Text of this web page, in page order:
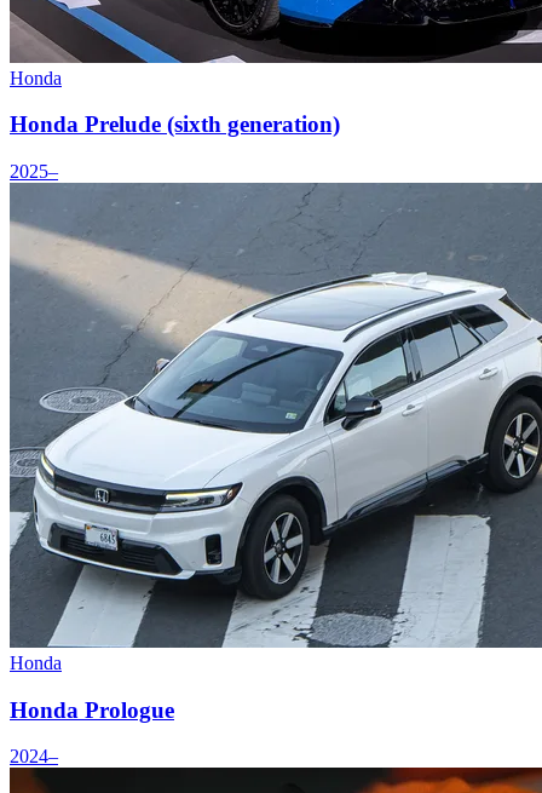
Honda
Honda Prelude (sixth generation)
2025–
Honda
Honda Prologue
2024–